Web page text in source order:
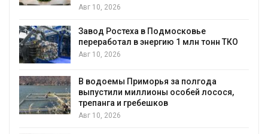
Авг 10, 2026
Завод Ростеха в Подмосковье
переработал в энергию 1 млн тонн ТКО
Авг 10, 2026
В водоемы Приморья за полгода
выпустили миллионы особей лосося,
трепанга и гребешков
Авг 10, 2026